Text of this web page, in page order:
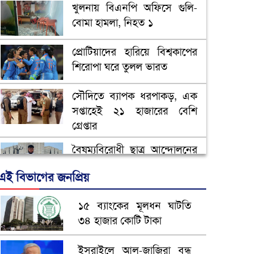
খুলনায় বিএনপি অফিসে গুলি-
বোমা হামলা, নিহত ১
প্রোটিয়াদের হারিয়ে বিশ্বকাপের
শিরোপা ঘরে তুলল ভারত
সৌদিতে ব্যাপক ধরপাকড়, এক
সপ্তাহেই ২১ হাজারের বেশি
গ্রেপ্তার
বৈষম্যবিরোধী ছাত্র আন্দোলনের
ভিউ বাড়াতে রাম দা হাতে
ফেসবুকে ভিডিও পোস্ট শিক্ষকের
আ.লীগ ও জাপার ৯ নেতা
বিভাগের জনপ্রিয়
১৫ ব্যাংকের মূলধন ঘাটতি
৩৪ হাজার কোটি টাকা
ইসরাইলে আল-জাজিরা বন্ধ